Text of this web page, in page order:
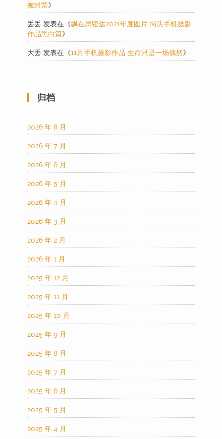
被封禁》
丢丢 发表在《飘在思密达2021年度图片 街头手机摄影
作品黑白篇》
大丢 发表在《11月手机摄影作品 生命只是一场偶然》
归档
2026 年 8 月
2026 年 7 月
2026 年 6 月
2026 年 5 月
2026 年 4 月
2026 年 3 月
2026 年 2 月
2026 年 1 月
2025 年 12 月
2025 年 11 月
2025 年 10 月
2025 年 9 月
2025 年 8 月
2025 年 7 月
2025 年 6 月
2025 年 5 月
2025 年 4 月